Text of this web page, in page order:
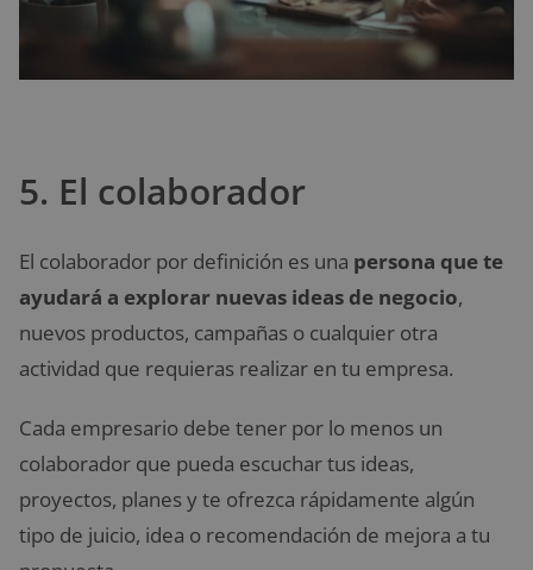
5. El colaborador
El colaborador por definición es una persona que te
ayudará a explorar nuevas ideas de negocio,
nuevos productos, campañas o cualquier otra
actividad que requieras realizar en tu empresa.
Cada empresario debe tener por lo menos un
colaborador que pueda escuchar tus ideas,
proyectos, planes y te ofrezca rápidamente algún
tipo de juicio, idea o recomendación de mejora a tu